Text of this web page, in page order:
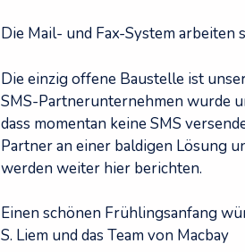
Die Mail- und Fax-System arbeiten
Die einzig offene Baustelle ist
SMS-Partnerunternehmen wurde
dass momentan keine SMS
Partner an einer baldigen Lösung
werden weiter hier berichten.
Einen schönen Frühlingsanfang
S. Liem und das Team von Macbay